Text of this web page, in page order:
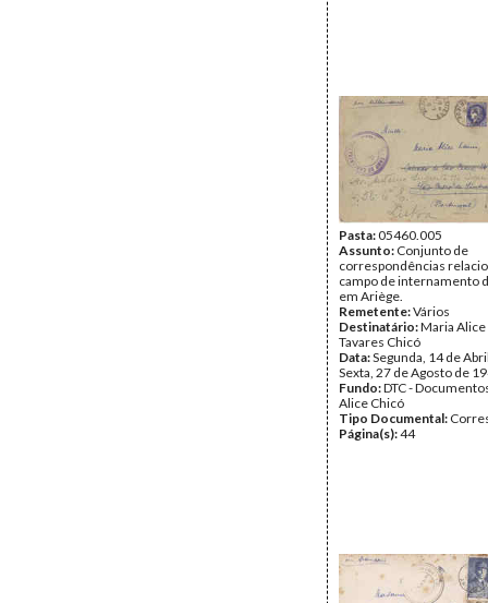
Pasta:05460.005
Assunto: Conjunto de
correspondências
campo de internamento
em Ariège.
Remetente:Vários
Destinatário:Maria Alice
Tavares Chicó
Data:Segunda, 14 de
Sexta, 27 de Agosto de
Fundo:DTC -
Alice Chicó
Tipo Documental:
Página(s):44